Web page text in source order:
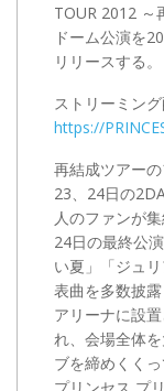
TOUR 2012 ～
ドーム公演を
リリースする。
ストリーミン
https://
再結成ツアー
23、24日の
人のファンが集
24日の最終公
い夏」「ジュ
表曲を多数披露
アリーナに設
れ、会場全体
ブを締めくくっ